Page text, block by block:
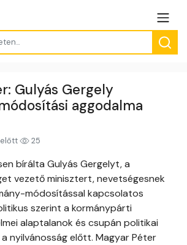
Gulyás Gergely
aggodalma
25
bírálta Gulyás Gergelyt, a
vezető minisztert, nevetségesnek
módosítással kapcsolatos
szerint a kormánypárti
alaptalanok és csupán politikai
nyilvánosság előtt. Magyar Péter